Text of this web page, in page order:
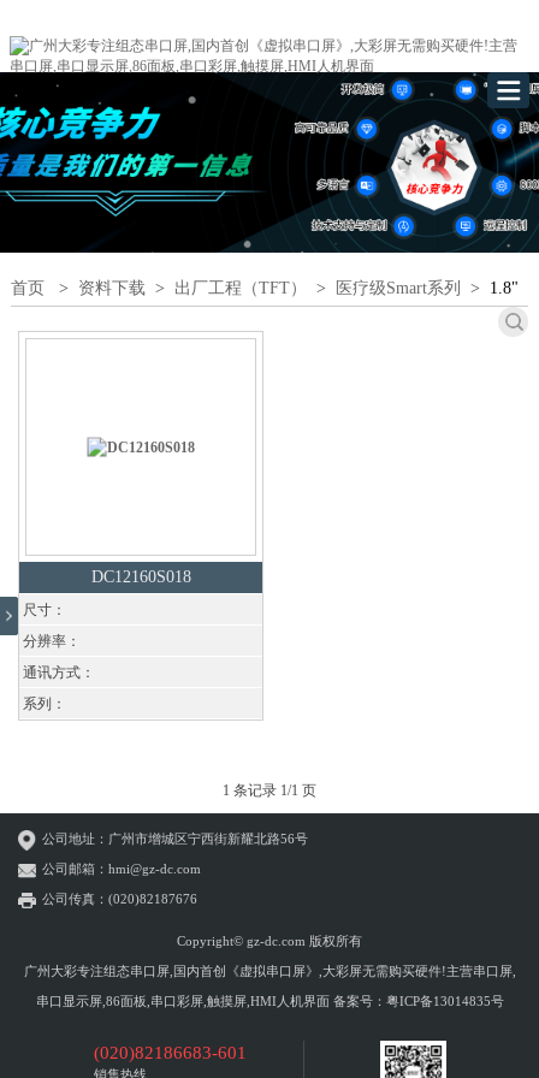
首页 > 资料下载> 出厂工程（TFT） > 医疗级Smart系列 > 1.8"
DC12160S018
尺寸：
分辨率：
通讯方式：
系列：
1 条记录 1/1 页
公司地址：广州市增城区宁西街新耀北路56号
公司邮箱：hmi@gz-dc.com
公司传真：(020)82187676
Copyright© gz-dc.com 版权所有
广州大彩专注组态串口屏,国内首创《虚拟串口屏》,大彩屏无需购买硬件!主营串口屏,
串口显示屏,86面板,串口彩屏,触摸屏,HMI人机界面 备案号： 粤ICP备13014835号
(020)82186683-601
销售热线